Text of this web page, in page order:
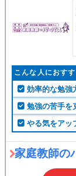
こんな人におす
効率的な勉強
勉強の苦手を
やる気をアッ
家庭教師の